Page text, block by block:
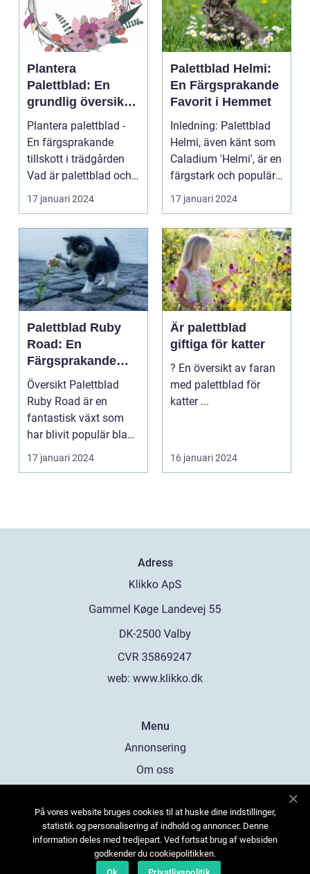
Plantera
Palettblad: En
grundlig översikt
och presentation
Plantera palettblad -
En färgsprakande
tillskott i trädgården
Vad är palettblad och
vilka typer fin...
17 januari 2024
Palettblad Helmi:
En Färgsprakande
Favorit i Hemmet
Inledning: Palettblad
Helmi, även känt som
Caladium 'Helmi', är en
färgstark och populär
växt som ha...
17 januari 2024
Palettblad Ruby
Road: En
Färgsprakande
Skapelse För
Trädgården
Översikt Palettblad
Ruby Road är en
fantastisk växt som
har blivit populär bland
trädgårdsentusiast...
17 januari 2024
Är palettblad
giftiga för katter
? En översikt av faran
med palettblad för
katter ...
16 januari 2024
Adress
web: www.klikko.dk
Menu
Annonsering
Om oss
Kontakta oss
Sitemap
På vores website bruges cookies til at huske dine indstillinger,
statistik og personalisering af indhold og annoncer. Denne
information deles med tredjepart. Ved fortsat brug af websiden
godkender du cookiepolitikken.